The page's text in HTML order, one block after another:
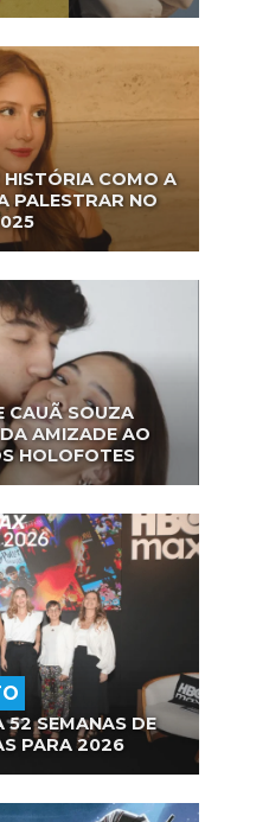
COMO A
PALESTRAR NO
CAUÃ SOUZA
AMIZADE AO
HOLOFOTES
52 SEMANAS DE
PARA 2026